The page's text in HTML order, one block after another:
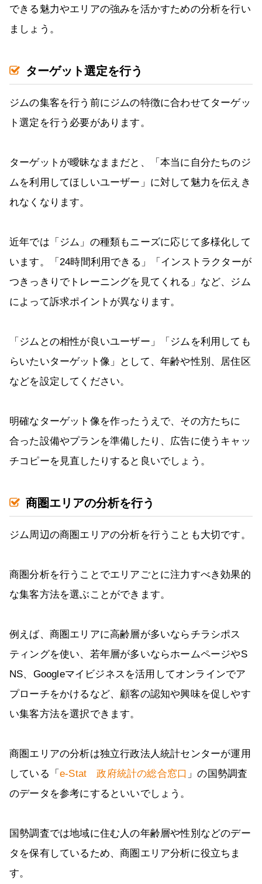
できる魅力やエリアの強みを活かすための分析を行い
ましょう。
ターゲット選定を行う
ジムの集客を行う前にジムの特徴に合わせてターゲッ
ト選定を行う必要があります。
ターゲットが曖昧なままだと、「本当に自分たちのジ
ムを利用してほしいユーザー」に対して魅力を伝えき
れなくなります。
近年では「ジム」の種類もニーズに応じて多様化して
います。「24時間利用できる」「インストラクターが
つきっきりでトレーニングを見てくれる」など、ジム
によって訴求ポイントが異なります。
「ジムとの相性が良いユーザー」「ジムを利用しても
らいたいターゲット像」として、年齢や性別、居住区
などを設定してください。
明確なターゲット像を作ったうえで、その方たちに
合った設備やプランを準備したり、広告に使うキャッ
チコピーを見直したりすると良いでしょう。
商圏エリアの分析を行う
ジム周辺の商圏エリアの分析を行うことも大切です。
商圏分析を行うことでエリアごとに注力すべき効果的
な集客方法を選ぶことができます。
例えば、商圏エリアに高齢層が多いならチラシポス
ティングを使い、若年層が多いならホームページやS
NS、Googleマイビジネスを活用してオンラインでア
プローチをかけるなど、顧客の認知や興味を促しやす
い集客方法を選択できます。
商圏エリアの分析は独立行政法人統計センターが運用
している「 e-Stat 政府統計の総合窓口 」の国勢調査
のデータを参考にするといいでしょう。
国勢調査では地域に住む人の年齢層や性別などのデー
タを保有しているため、商圏エリア分析に役立ちま
す。